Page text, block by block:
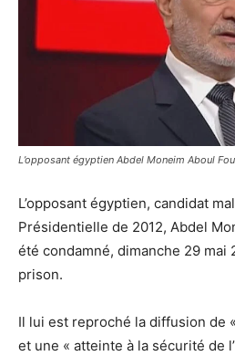
L’opposant égyptien Abdel Moneim Aboul
L’opposant égyptien, candidat
Présidentielle de 2012, Abdel
été condamné, dimanche 29 mai
prison.
Il lui est reproché la diffusion de
et une « atteinte à la sécurité de